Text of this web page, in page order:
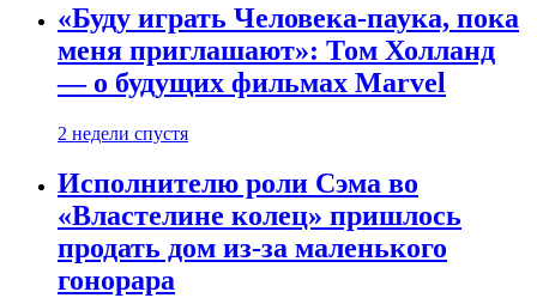
«Буду играть Человека-паука, пока
меня приглашают»: Том Холланд
— о будущих фильмах Marvel
2 недели спустя
Исполнителю роли Сэма во
«Властелине колец» пришлось
продать дом из-за маленького
гонорара